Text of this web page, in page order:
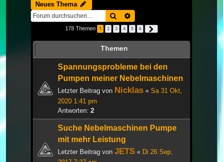
Neues Thema
Suche
178 Themen 1 2 3 4 5 6
Themen
Spannungsprobleme bei den
Pumpen meiner Nebelmaschinen
Letzter Beitrag von Nicklas « Sa 31 Okt,
2020 1:41 pm
Antworten: 2
Suche Nebelmaschinen Pumpe
mit mehr Leistung
Letzter Beitrag von JETS « Di 26 Sep,